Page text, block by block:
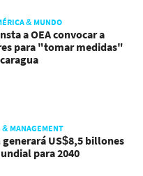
& MUNDO
a OEA convocar a
para "tomar medidas"
& MANAGEMENT
generará US$8,5 billones
para 2040